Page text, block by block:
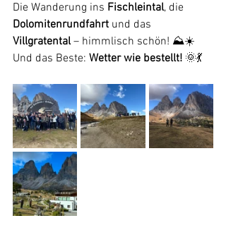
Die Wanderung ins Fischleintal, die
Dolomitenrundfahrt und das
Villgratental – himmlisch schön! ⛰️☀️
Und das Beste: Wetter wie bestellt! 🌞💃